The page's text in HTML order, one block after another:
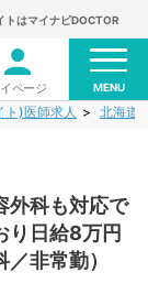
トはマイナビDOCTOR
ページ MENU
ト)医師求人 北海道
外科も対応で
り日給8万円
非常勤）